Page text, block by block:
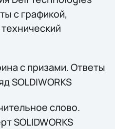
с графикой,
с призами. Ответы
SOLDIWORKS
слово.
SOLIDWORKS